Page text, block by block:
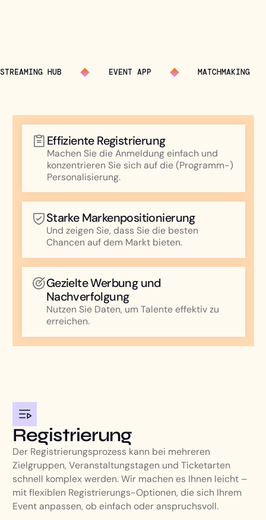
STREAMING HUB EVENT APP MATCHMAKING
Effiziente Registrierung
Machen Sie die Anmeldung einfach und
konzentrieren Sie sich auf die (Programm-)
Personalisierung.
Starke Markenpositionierung
Und zeigen Sie, dass Sie die besten
Chancen auf dem Markt bieten.
Gezielte Werbung und
Nachverfolgung
Nutzen Sie Daten, um Talente effektiv zu
erreichen.
Registrierung
Der Registrierungsprozess kann bei mehreren
Zielgruppen, Veranstaltungstagen und Ticketarten
schnell komplex werden. Wir machen es Ihnen leicht –
mit flexiblen Registrierungs-Optionen, die sich Ihrem
Event anpassen, ob einfach oder anspruchsvoll.